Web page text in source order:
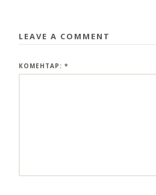
LEAVE A COMMENT
КОМЕНТАР:*